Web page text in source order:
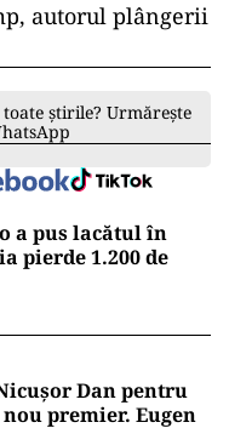
autorul plângerii
știrile? Urmărește
a pus lacătul în
pierde 1.200 de
Dan pentru
premier. Eugen